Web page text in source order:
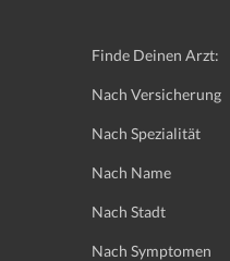
Finde Deinen Arzt:
Nach Versicherung
Nach Spezialität
Nach Name
Nach Stadt
Nach Symptomen